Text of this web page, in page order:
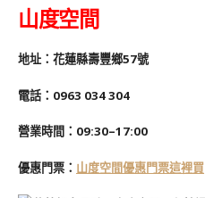
山度空間
地址：花蓮縣壽豐鄉57號
電話：0963 034 304
營業時間：09:30–17:00
優惠門票： 山度空間優惠門票這裡買